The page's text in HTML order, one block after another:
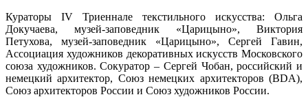
Кураторы IV Триеннале текстильного искусства: Ольга
Докучаева, музей-заповедник «Царицыно», Виктория
Петухова, музей-заповедник «Царицыно», Сергей Гавин,
Ассоциация художников декоративных искусств Московского
союза художников. Сокуратор – Сергей Чобан, российский и
немецкий архитектор, Союз немецких архитекторов (BDA),
Союз архитекторов России и Союз художников России.